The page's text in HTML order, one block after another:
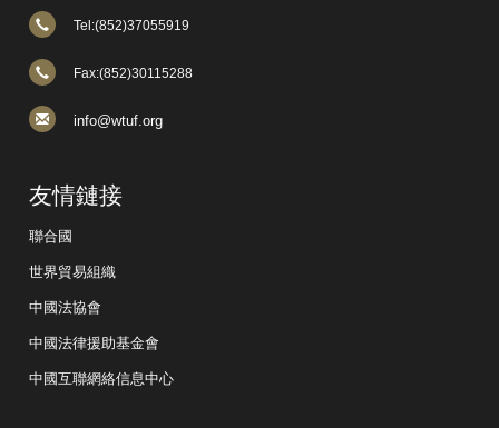
Tel:(852)37055919
Fax:(852)30115288
info@wtuf.org
友情鏈接
聯合國
世界貿易組織
中國法協會
中國法律援助基金會
中國互聯網絡信息中心